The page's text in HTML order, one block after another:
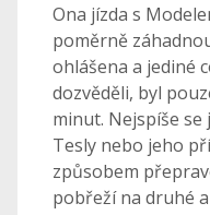
Ona jízda s
poměrně
ohlášena a jediné
dozvěděli, byl
minut. Nejspíše
Tesly nebo jeho
způsobem
pobřeží na druhé